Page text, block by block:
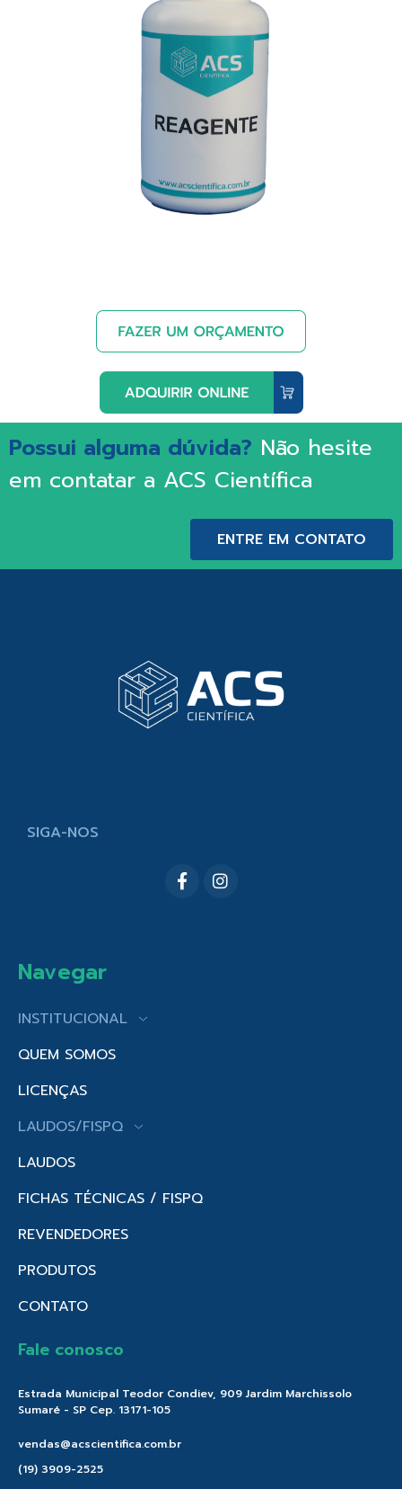
Possui alguma dúvida? Não hesite
em contatar a ACS Científica
ENTRE EM CONTATO
SIGA-NOS
Navegar
INSTITUCIONAL
QUEM SOMOS
LICENÇAS
LAUDOS/FISPQ
LAUDOS
FICHAS TÉCNICAS / FISPQ
REVENDEDORES
PRODUTOS
CONTATO
Fale conosco
Estrada Municipal Teodor Condiev, 909 Jardim Marchissolo
Sumaré - SP Cep. 13171-105
vendas@acscientifica.com.br
(19) 3909-2525